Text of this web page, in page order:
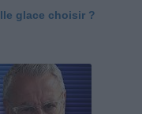
glace choisir ?